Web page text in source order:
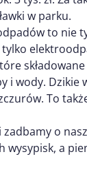
w parku.
to nie
i wody.
To
o
wysypisk, a